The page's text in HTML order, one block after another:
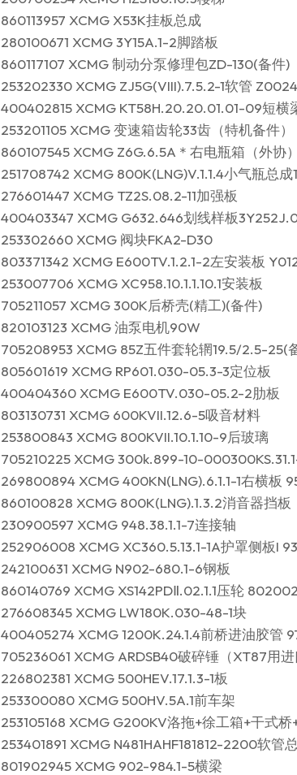
860113957 XCMG X53K挂板总成
280100671 XCMG 3Y15A.1-2脚踏板
860117107 XCMG 制动分泵修理包ZD-130(备件)
253202330 XCMG ZJ5G(VIII).7.5.2-1软管
400402815 XCMG KT58H.20.20.01.01-09短横
253201105 XCMG 变速箱齿轮33齿（特机备件）
860107545 XCMG Z6G.6.5A＊右电瓶箱（外协）
251708742 XCMG 800K(LNG)V.1.1.4小气瓶总成
276601447 XCMG TZ2S.08.2-11加强板
400403347 XCMG G632.646划线样板
253302660 XCMG 阀块FKA2-D30
803371342 XCMG E600TV.1.2.1-2左安装板
253007706 XCMG XC958.10.1.1.10.1安装板
705211057 XCMG 300K后桥壳(精工)(备件)
820103123 XCMG 油泵电机90W
705208953 XCMG 85Z五件套轮辋19.5/2.5-25(
805601619 XCMG RP601.030-05.3-3定位板
400404360 XCMG E600TV.030-05.2-2肋板
803130731 XCMG 600KVII.12.6-5吸音材料
253800843 XCMG 800KVII.10.1.10-9后玻璃
705210225 XCMG 300k.899-10-
269800894 XCMG 400KN(LNG).6.1.1-1右横板
860100828 XCMG 800K(LNG).1.3.2消音器挡板
230900597 XCMG 948.38.1.1-7连接轴
252906008 XCMG XC360.5.13.1-1A护罩侧板I
242100631 XCMG N902-680.1-6钢板
860140769 XCMG XS142PDⅡ.02.1.1压轮
276608345 XCMG LW180K.030-48-1块
400405274 XCMG 1200K.24.1.4前桥进油胶管
705236061 XCMG ARDSB40破碎锤（XT87用
226802381 XCMG 500HEV.17.1.3-1板
253300080 XCMG 500HV.5A.1前车架
253105168 XCMG G200KV洛拖+徐工箱+干式桥
253401891 XCMG N481HAHF181812-2200软管
801902945 XCMG 902-984.1-5横梁